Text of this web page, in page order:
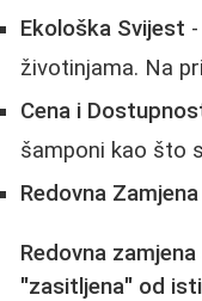
Ekološka Svijest
životinjama. Na
Cena i
šamponi kao što
Redovna Zamjena
Redovna
"zasitljena" od